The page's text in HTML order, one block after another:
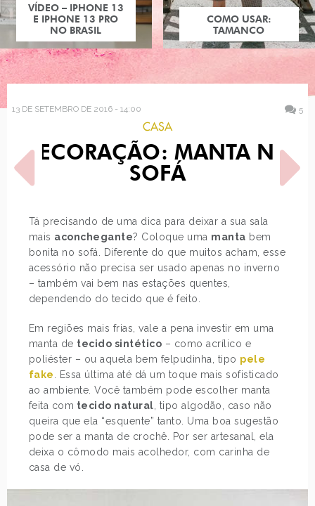
– IPHONE 13
13 PRO
NO BRASIL
COMO USAR:
TAMANCO
13 DE SETEMBRO DE 2016 - 14:00 5
CASA
DECORAÇÃO: MANTA NO
SOFÁ
Tá precisando de uma dica para deixar a sua sala
mais aconchegante? Coloque uma manta bem
bonita no sofá. Diferente do que muitos acham, esse
acessório não precisa ser usado apenas no inverno
– também vai bem nas estações quentes,
dependendo do tecido que é feito.
Em regiões mais frias, vale a pena investir em uma
manta de tecido sintético – como acrílico e
poliéster – ou aquela bem felpudinha, tipo pele
fake
. Essa última até dá um toque mais sofisticado
ao ambiente. Você também pode escolher manta
feita com tecido natural , tipo algodão, caso não
queira que ela “esquente” tanto. Uma boa sugestão
pode ser a manta de crochê. Por ser artesanal, ela
deixa o cômodo mais acolhedor, com carinha de
casa de vó.
POST ANTERIOR
CHARLOTTE OLYMPIA
BARBIE
PRÓXIMO POST
BATALHA DE CABELO: KIM
KARDASHIAN